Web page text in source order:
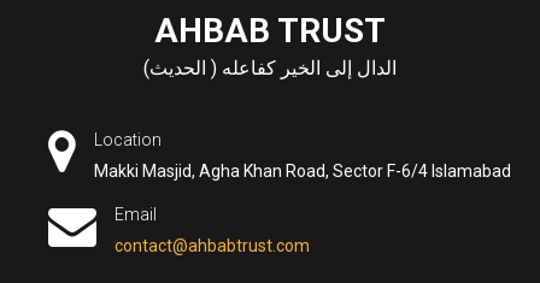
AHBAB TRUST
الدال إلى الخير كفاعله ( الحديث)
Location
Makki Masjid, Agha Khan Road, Sector F-6/4 Islamabad
Email
contact@ahbabtrust.com